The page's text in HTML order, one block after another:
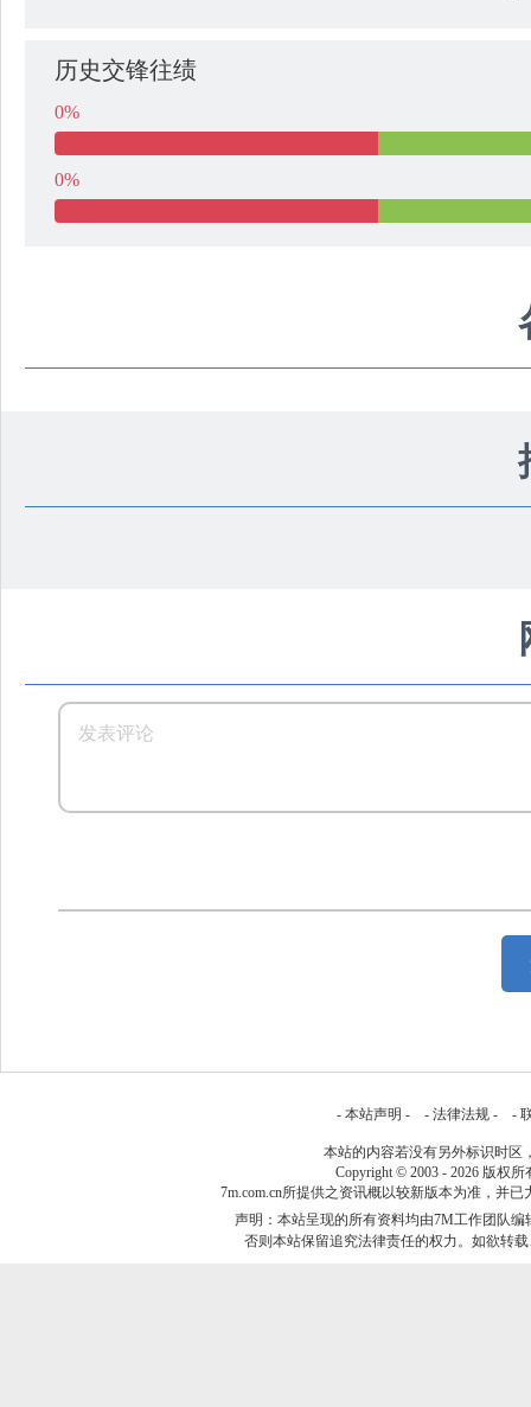
历史交锋往绩
0%
0%
- 本站声明 - - 法律法规 - -
本站的内容若没有另外标识时区
Copyright © 2003 - 2026 版权所
7m.com.cn所提供之资讯概以较新版本为准，并
声明：本站呈现的所有资料均由7M工作团队
否则本站保留追究法律责任的权力。如欲转